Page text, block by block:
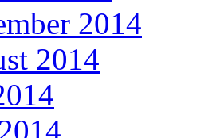
2014
2014